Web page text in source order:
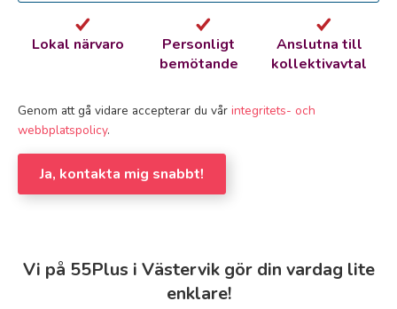
Lokal närvaro
Personligt
bemötande
Anslutna till
kollektivavtal
Genom att gå vidare accepterar du vår integritets- och
webbplatspolicy.
Ja, kontakta mig snabbt!
Vi på 55Plus i Västervik gör din vardag lite
enklare!